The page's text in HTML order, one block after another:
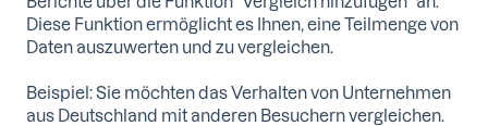
Diese Funktion ermöglicht es Ihnen, eine Teilmenge von
Daten auszuwerten und zu vergleichen.
Beispiel: Sie möchten das Verhalten von Unternehmen
aus Deutschland mit anderen Besuchern vergleichen.